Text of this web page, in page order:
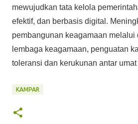
mewujudkan tata kelola
efektif, dan berbasis digital.
pembangunan keagamaan melalui
lembaga keagamaan, penguatan
toleransi dan kerukunan antar
KAMPAR